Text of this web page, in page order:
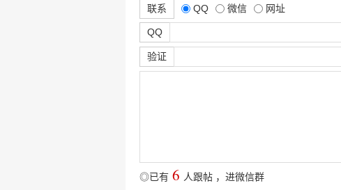
联系 QQ 微信 网址
QQ
验证
◎已有 6 人跟帖 ， 进微信群